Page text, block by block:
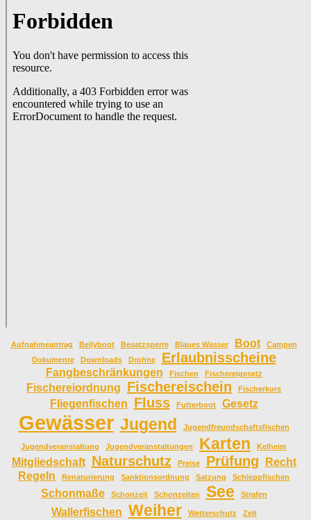
Aufnahmeantrag Bellyboot Besatzsperre Blaues Wasser Boot
Campen
Dokumente
Downloads Drohne Erlaubnisscheine
Fangbeschränkungen Fischen Fischereigesetz
Fischereiordnung Fischereischein Fischerkurs
Fliegenfischen Fluss Futterboot Gesetz
Gewässer Jugend Jugendfreundschaftsfischen
Jugendveranstaltung Jugendveranstaltungen Karten Kelheim
Mitgliedschaft Naturschutz Preise Prüfung
Recht
Regeln
Renaturierung Sanktionsordnung Satzung Schleppfischen
Schonmaße Schonzeit Schonzeiten See Strafen
Wallerfischen Weiher Wetterschutz Zelt